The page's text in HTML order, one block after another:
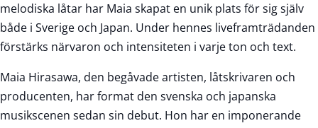
melodiska låtar har Maia skapat en unik plats för sig själv
både i Sverige och Japan. Under hennes liveframträdanden
förstärks närvaron och intensiteten i varje ton och text.
Maia Hirasawa, den begåvade artisten, låtskrivaren och
producenten, har format den svenska och japanska
musikscenen sedan sin debut. Hon har en imponerande